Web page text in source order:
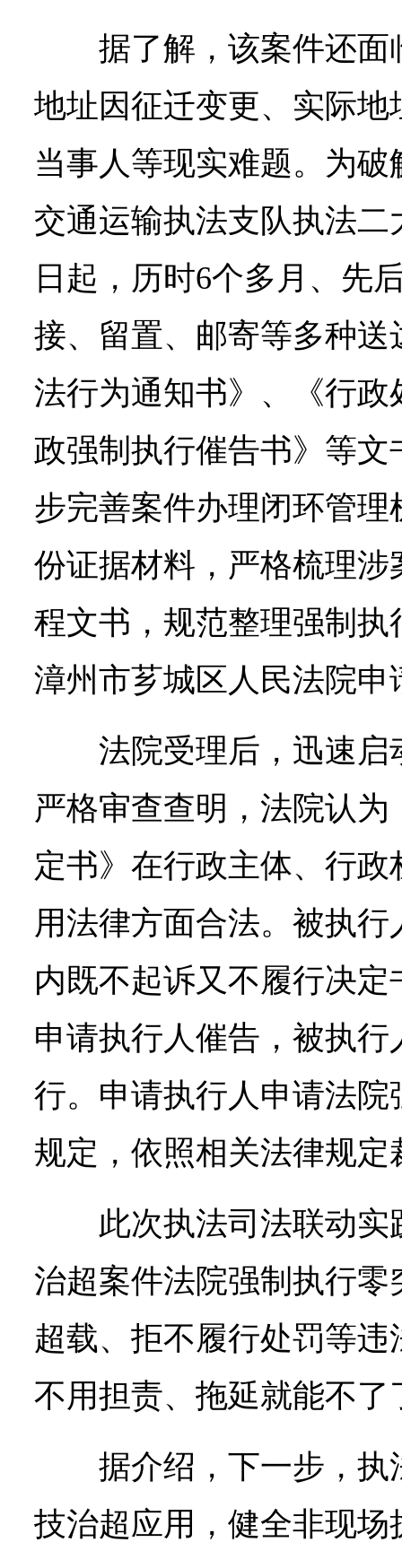
据了解，该案件还
地址因征迁变更、实际
当事人等现实难题。 为破
交通运输执法支队执法二
日起，历时6个多月、先
接、留置、邮寄等多种
法行为通知书》、《行
政强制执行催告书》等
步完善案件办理闭环管理
份证据材料，严格梳理
程文书，规范整理强制
漳州市芗城区人民法院申
法院受理后，迅速
严格审查查明，法院认
定书》在行政主体、行
用法律方面合法。被执
内既不起诉又不履行决
申请执行人催告，被执
行。申请执行人申请法
规定，依照相关法律规
此次执法司法联动
治超案件法院强制执行
超载、拒不履行处罚等
不用担责、拖延就能不了
据介绍，下一步，
技治超应用，健全非现